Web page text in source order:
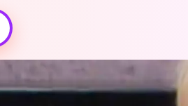
browser niet ondersteund
onze programma's gaat ontdekken,
browser updaten of hieronder één
de ondersteunde browsers